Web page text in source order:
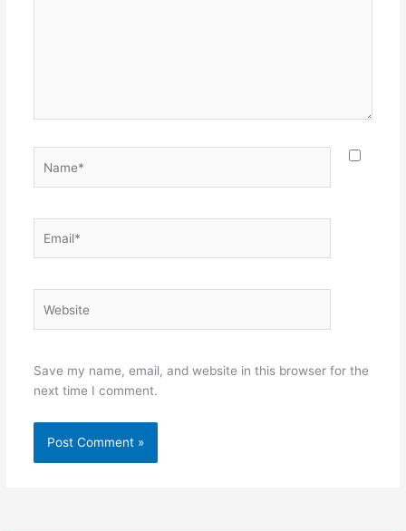
Save my name, email, and website in this browser for the
next time I comment.